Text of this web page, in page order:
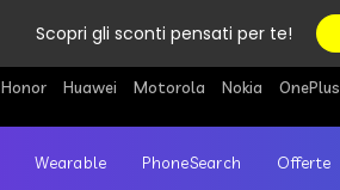
Scopri gli sconti pensati per te!
Honor Huawei Motorola Nokia OnePlus
Wearable PhoneSearch Offerte